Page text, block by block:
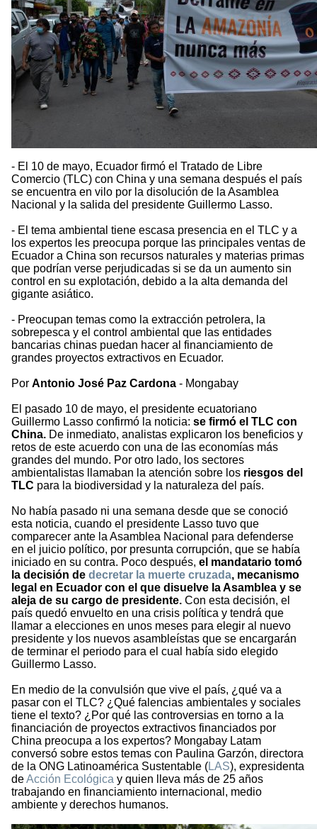
- El 10 de mayo, Ecuador firmó el Tratado de Libre
Comercio (TLC) con China y una semana después el país
se encuentra en vilo por la disolución de la Asamblea
Nacional y la salida del presidente Guillermo Lasso.
- El tema ambiental tiene escasa presencia en el TLC y a
los expertos les preocupa porque las principales ventas de
Ecuador a China son recursos naturales y materias primas
que podrían verse perjudicadas si se da un aumento sin
control en su explotación, debido a la alta demanda del
gigante asiático.
- Preocupan temas como la extracción petrolera, la
sobrepesca y el control ambiental que las entidades
bancarias chinas puedan hacer al financiamiento de
grandes proyectos extractivos en Ecuador.
Por Antonio José Paz Cardona - Mongabay
El pasado 10 de mayo, el presidente ecuatoriano
Guillermo Lasso confirmó la noticia: se firmó el TLC con
China. De inmediato, analistas explicaron los beneficios y
retos de este acuerdo con una de las economías más
grandes del mundo. Por otro lado, los sectores
ambientalistas llamaban la atención sobre los riesgos del
TLC para la biodiversidad y la naturaleza del país.
No había pasado ni una semana desde que se conoció
esta noticia, cuando el presidente Lasso tuvo que
comparecer ante la Asamblea Nacional para defenderse
en el juicio político, por presunta corrupción, que se había
iniciado en su contra. Poco después, el mandatario tomó
la decisión de decretar la muerte cruzada, mecanismo
legal en Ecuador con el que disuelve la Asamblea y se
aleja de su cargo de presidente. Con esta decisión, el
país quedó envuelto en una crisis política y tendrá que
llamar a elecciones en unos meses para elegir al nuevo
presidente y los nuevos asambleístas que se encargarán
de terminar el periodo para el cual había sido elegido
Guillermo Lasso.
En medio de la convulsión que vive el país, ¿qué va a
pasar con el TLC? ¿Qué falencias ambientales y sociales
tiene el texto? ¿Por qué las controversias en torno a la
financiación de proyectos extractivos financiados por
China preocupa a los expertos? Mongabay Latam
conversó sobre estos temas con Paulina Garzón, directora
de la ONG Latinoamérica Sustentable (LAS), expresidenta
deAcción Ecológica y quien lleva más de 25 años
trabajando en financiamiento internacional, medio
ambiente y derechos humanos.